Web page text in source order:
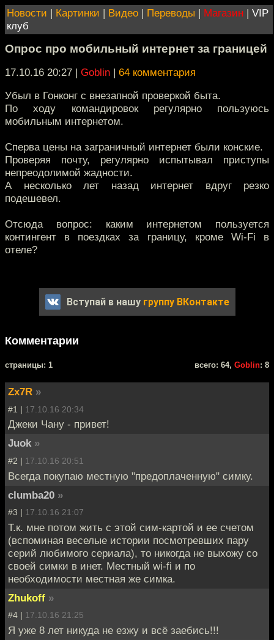
Новости | Картинки | Видео | Переводы | Магазин | VIP
клуб
Опрос про мобильный интернет за границей
17.10.16 20:27 | Goblin | 64 комментария
Убыл в Гонконг с внезапной проверкой быта.
По ходу командировок регулярно пользуюсь
мобильным интернетом.
Сперва цены на заграничный интернет были конские.
Проверяя почту, регулярно испытывал приступы
непреодолимой жадности.
А несколько лет назад интернет вдруг резко
подешевел.
Отсюда вопрос: каким интернетом пользуется
контингент в поездках за границу, кроме Wi-Fi в
отеле?
Вступай в нашу группу ВКонтакте
Комментарии
cтраницы: 1 всего: 64, Goblin: 8
Zx7R »
#1 | 17.10.16 20:34
Джеки Чану - привет!
Juok »
#2 | 17.10.16 20:51
Всегда покупаю местную "предоплаченную" симку.
clumba20 »
#3 | 17.10.16 21:07
Т.к. мне потом жить с этой сим-картой и ее счетом
(вспоминая веселые истории посмотревших пару
серий любимого сериала), то никогда не выхожу со
своей симки в инет. Местный wi-fi и по
необходимости местная же симка.
Zhukoff »
#4 | 17.10.16 21:25
Я уже 8 лет никуда не езжу и всё заебись!!!